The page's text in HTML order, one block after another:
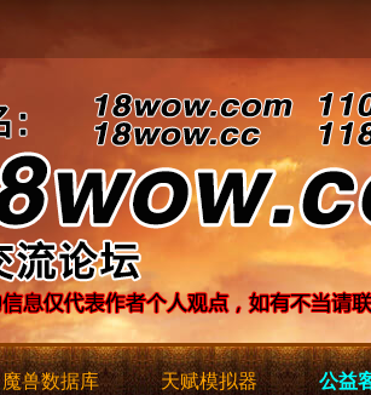
魔兽数据库 天赋模拟器 公益